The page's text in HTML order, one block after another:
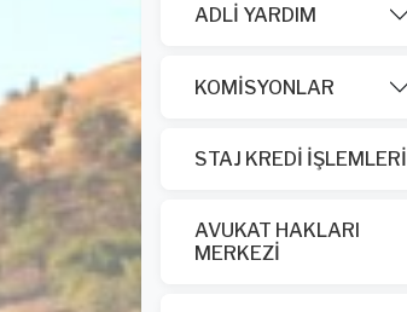
ADLİ YARDIM
KOMİSYONLAR
STAJ KREDİ İŞLEMLERİ
AVUKAT HAKLARI
MERKEZİ